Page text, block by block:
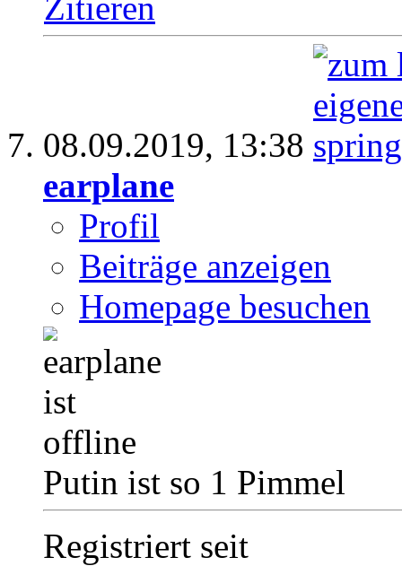
08.09.2019, 13:38
earplane
Profil
Beiträge anzeigen
Homepage besuchen
Putin ist so 1 Pimmel
Registriert seit